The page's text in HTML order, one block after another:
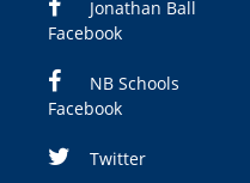
Jonathan Ball
Facebook
NB Schools
Facebook
Twitter